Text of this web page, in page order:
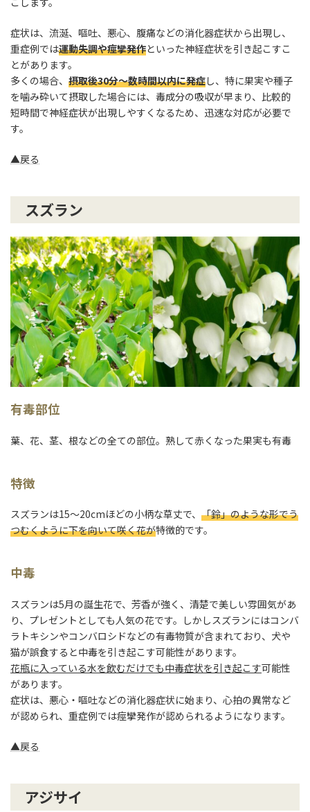
症状は、流涎、嘔吐、悪心、腹痛などの消化器症状から出現し、
重症例では運動失調や痙攣発作といった神経症状を引き起こすこ
とがあります。
多くの場合、 摂取後30分〜数時間以内に発症し、特に果実や種子
を噛み砕いて摂取した場合には、毒成分の吸収が早まり、比較的
短時間で神経症状が出現しやすくなるため、迅速な対応が必要で
す。
▲戻る
スズラン
有毒部位
葉、花、茎、根などの全ての部位。熟して赤くなった果実も有毒
特徴
スズランは15〜20cmほどの小柄な草丈で、 「鈴」のような形でう
つむくように下を向いて咲く花が特徴的です。
中毒
スズランは5月の誕生花で、芳香が強く、清楚で美しい雰囲気があ
り、プレゼントとしても人気の花です。しかしスズランにはコンバ
ラトキシンやコンバロシドなどの有毒物質が含まれており、犬や
猫が誤食すると中毒を引き起こす可能性があります。
花瓶に入っている水を飲むだけでも中毒症状を引き起こす可能性
があります。
症状は、悪心・嘔吐などの消化器症状に始まり、心拍の異常など
が認められ、重症例では痙攣発作が認められるようになります。
▲戻る
アジサイ